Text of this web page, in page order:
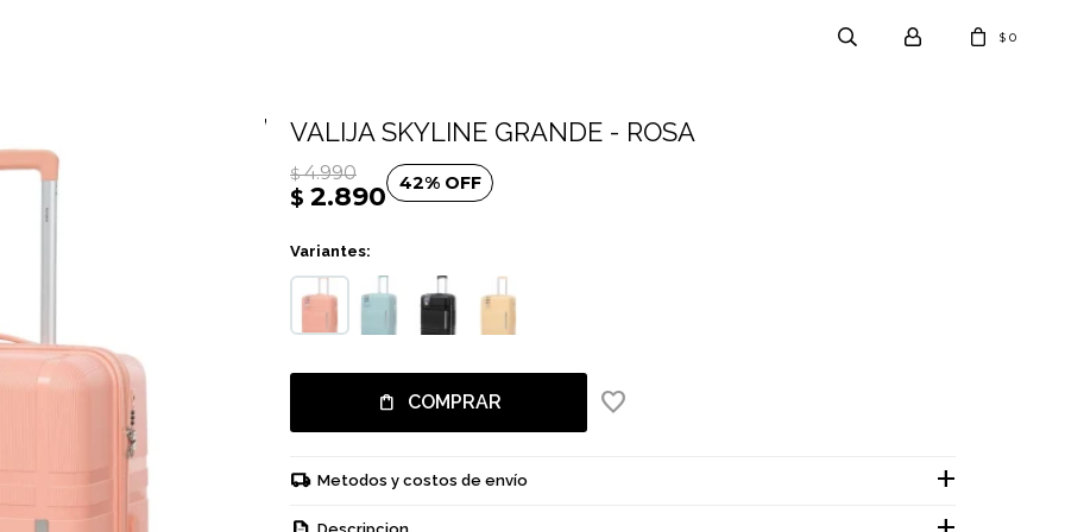
$ 0
VALIJA SKYLINE GRANDE - ROSA
$ 2.890
$ 4.990 42
Variantes:
COMPRAR
Metodos y costos de envío